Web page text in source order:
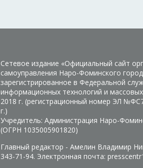
Сетевое издание «Официальный сайт
самоуправления Наро-Фоминского
зарегистрированное в Федеральной
информационных технологий и
2018 г. (регистрационный номер ЭЛ
г.)
Учредитель: Администрация Наро-
(ОГРН 1035005901820)
Главный редактор - Амелин Владимир
343-71-94. Электронная почта: